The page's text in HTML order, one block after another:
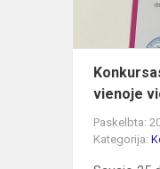
vienoje
Paskelbta:
Kategorija: